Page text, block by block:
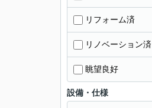
リフォーム済
リノベーション済
眺望良好
設備・仕様